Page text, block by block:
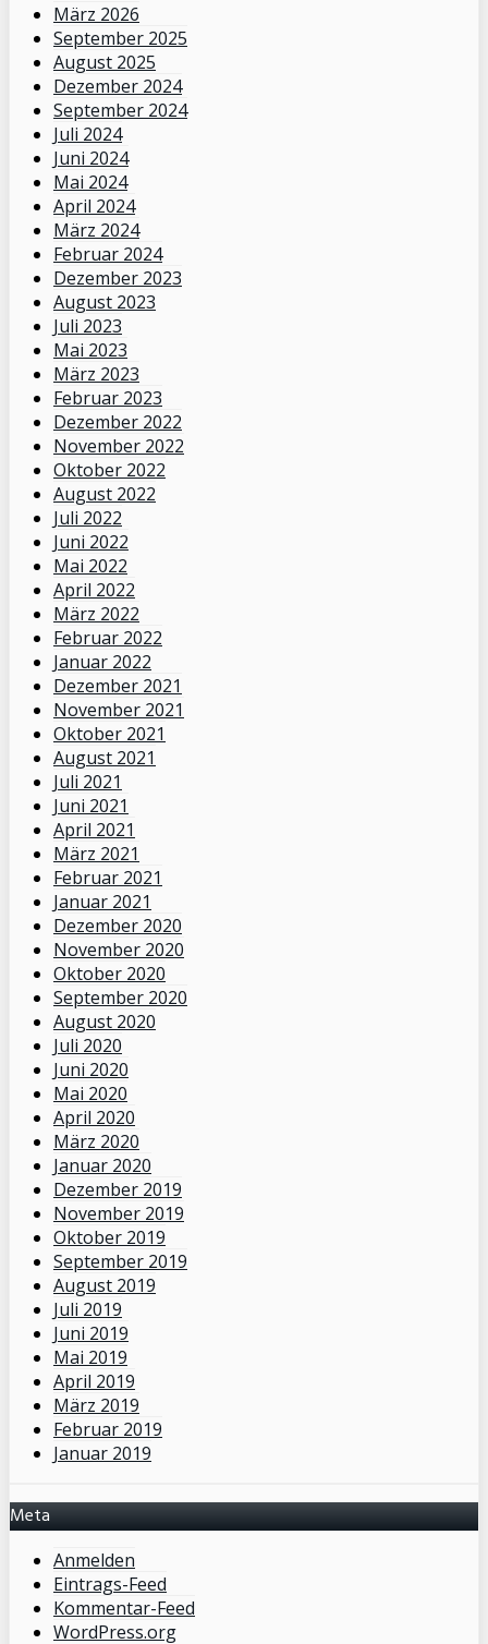
März 2026
September 2025
August 2025
Dezember 2024
September 2024
Juli 2024
Juni 2024
Mai 2024
April 2024
März 2024
Februar 2024
Dezember 2023
August 2023
Juli 2023
Mai 2023
März 2023
Februar 2023
Dezember 2022
November 2022
Oktober 2022
August 2022
Juli 2022
Juni 2022
Mai 2022
April 2022
März 2022
Februar 2022
Januar 2022
Dezember 2021
November 2021
Oktober 2021
August 2021
Juli 2021
Juni 2021
April 2021
März 2021
Februar 2021
Januar 2021
Dezember 2020
November 2020
Oktober 2020
September 2020
August 2020
Juli 2020
Juni 2020
Mai 2020
April 2020
März 2020
Januar 2020
Dezember 2019
November 2019
Oktober 2019
September 2019
August 2019
Juli 2019
Juni 2019
Mai 2019
April 2019
März 2019
Februar 2019
Januar 2019
Meta
Anmelden
Eintrags-Feed
Kommentar-Feed
WordPress.org